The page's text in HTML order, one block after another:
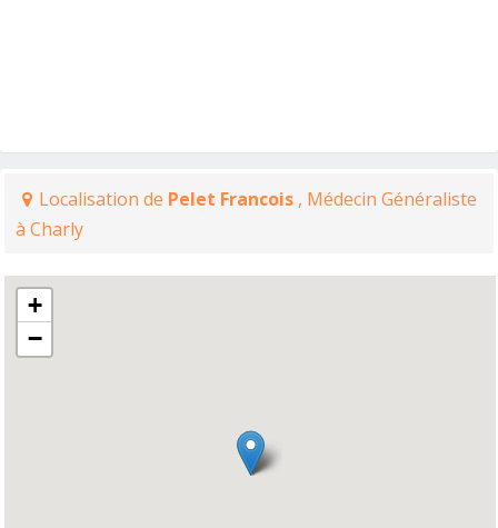
Localisation de Pelet Francois , Médecin Généraliste
à Charly
+
−